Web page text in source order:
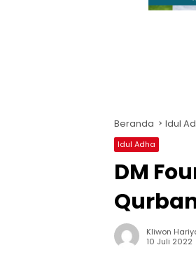
Beranda Idul
Idul Adha
DM
Kliwon
10 Juli 2022